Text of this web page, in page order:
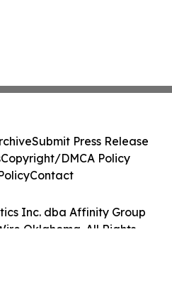
Inc. dba Affinity Group
Oklahoma. All Rights
Submit Press Release
Copyright/DMCA Policy
Contact